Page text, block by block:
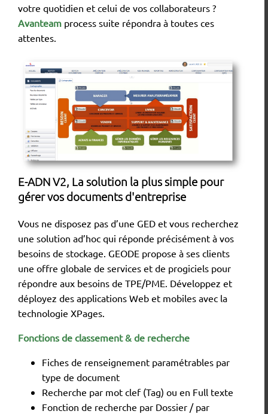
votre quotidien et celui de vos collaborateurs ?
Avanteam process suite répondra à toutes ces
attentes.
E-ADN V2, La solution la plus simple pour
gérer vos documents d'entreprise
Vous ne disposez pas d’une GED et vous recherchez
une solution ad’hoc qui réponde précisément à vos
besoins de stockage. GEODE propose à ses clients
une offre globale de services et de progiciels pour
répondre aux besoins de TPE/PME. Développez et
déployez des applications Web et mobiles avec la
technologie XPages.
Fonctions de classement & de recherche
Fiches de renseignement paramétrables par
type de document
Recherche par mot clef (Tag) ou en Full texte
Fonction de recherche par Dossier / par